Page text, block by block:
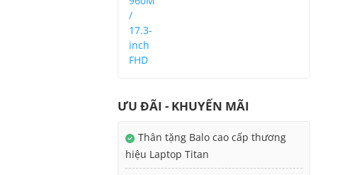
ƯU ĐÃI - KHUYẾN MÃI
Thân tặng Balo cao cấp thương
hiệu Laptop Titan